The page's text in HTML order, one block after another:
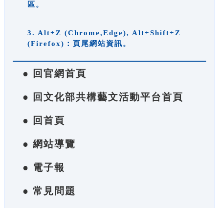
區。
3. Alt+Z (Chrome,Edge), Alt+Shift+Z
(Firefox)：頁尾網站資訊。
● 回官網首頁
● 回文化部共構藝文活動平台首頁
● 回首頁
● 網站導覽
● 電子報
● 常見問題